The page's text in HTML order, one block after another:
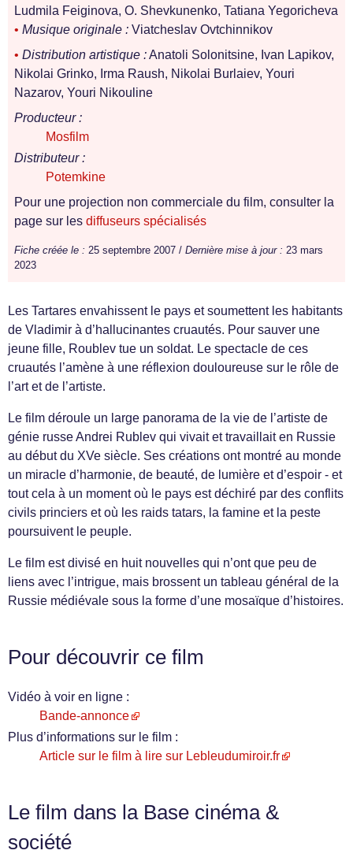
Ludmila Feiginova, O. Shevkunenko, Tatiana Yegoricheva
• Musique originale : Viatcheslav Ovtchinnikov
• Distribution artistique :Anatoli Solonitsine, Ivan Lapikov,
Nikolai Grinko, Irma Raush, Nikolai Burlaiev, Youri
Nazarov, Youri Nikouline
Producteur :
Mosfilm
Distributeur :
Potemkine
Pour une projection non commerciale du film, consulter la
page sur les diffuseurs spécialisés
Fiche créée le : 25 septembre 2007 / Dernière mise à jour : 23 mars
2023
Les Tartares envahissent le pays et soumettent les habitants
de Vladimir à d’hallucinantes cruautés. Pour sauver une
jeune fille, Roublev tue un soldat. Le spectacle de ces
cruautés l’amène à une réflexion douloureuse sur le rôle de
l’art et de l’artiste.
Le film déroule un large panorama de la vie de l’artiste de
génie russe Andrei Rublev qui vivait et travaillait en Russie
au début du XVe siècle. Ses créations ont montré au monde
un miracle d’harmonie, de beauté, de lumière et d’espoir - et
tout cela à un moment où le pays est déchiré par des conflits
civils princiers et où les raids tatars, la famine et la peste
poursuivent le peuple.
Le film est divisé en huit nouvelles qui n’ont que peu de
liens avec l’intrigue, mais brossent un tableau général de la
Russie médiévale sous la forme d’une mosaïque d’histoires.
Pour découvrir ce film
Vidéo à voir en ligne :
Bande-annonce
Plus d’informations sur le film :
Article sur le film à lire sur Lebleudumiroir.fr
Le film dans la Base cinéma &
société